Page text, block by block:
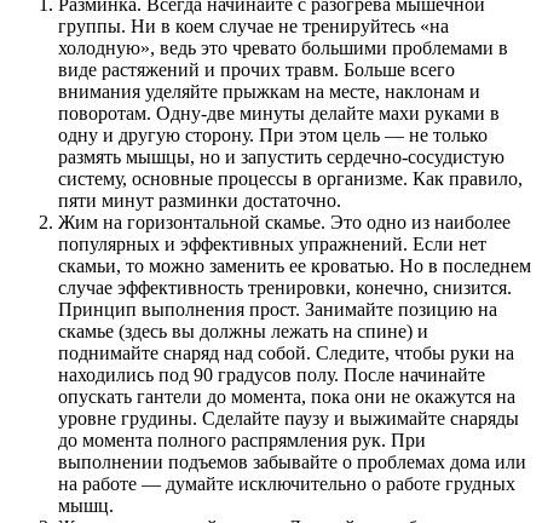
Разминка. Всегда начинайте с разогрева мышечной
группы. Ни в коем случае не тренируйтесь «на
холодную», ведь это чревато большими проблемами в
виде растяжений и прочих травм. Больше всего
внимания уделяйте прыжкам на месте, наклонам и
поворотам. Одну-две минуты делайте махи руками в
одну и другую сторону. При этом цель — не только
размять мышцы, но и запустить сердечно-сосудистую
систему, основные процессы в организме. Как правило,
пяти минут разминки достаточно.
Жим на горизонтальной скамье. Это одно из наиболее
популярных и эффективных упражнений. Если нет
скамьи, то можно заменить ее кроватью. Но в последнем
случае эффективность тренировки, конечно, снизится.
Принцип выполнения прост. Занимайте позицию на
скамье (здесь вы должны лежать на спине) и
поднимайте снаряд над собой. Следите, чтобы руки на
находились под 90 градусов полу. После начинайте
опускать гантели до момента, пока они не окажутся на
уровне грудины. Сделайте паузу и выжимайте снаряды
до момента полного распрямления рук. При
выполнении подъемов забывайте о проблемах дома или
на работе — думайте исключительно о работе грудных
мышц.